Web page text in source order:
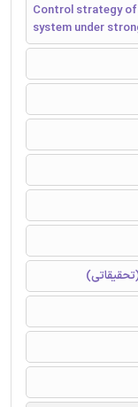
Control strategy of
system under